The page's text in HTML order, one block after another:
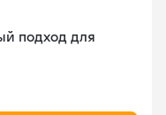
подход для